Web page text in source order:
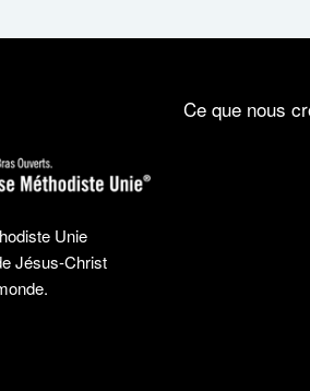
Unie
Jésus-Christ
Ce que nous